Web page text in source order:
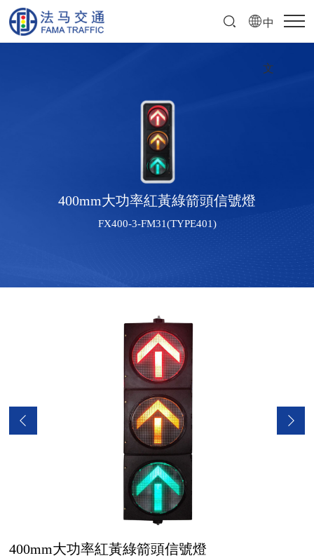
中
文
400mm大功率紅黃綠箭頭信號燈
FX400-3-FM31(TYPE401)
400mm大功率紅黃綠箭頭信號燈